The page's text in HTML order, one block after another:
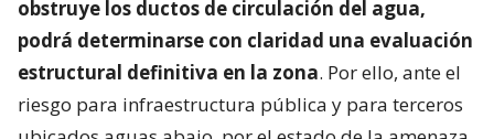
obstruye los ductos de circulación del agua,
podrá determinarse con claridad una evaluación
estructural definitiva en la zona. Por ello, ante el
riesgo para infraestructura pública y para terceros